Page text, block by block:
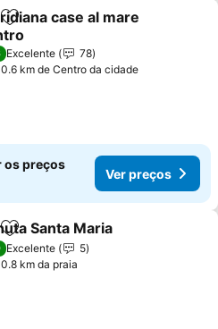
Adicionar aos favoritos
case al mare
preços
Excelente
78
km de Centro da cidade
os preços
Ver preços
Adicionar aos favoritos
Santa Maria
Excelente
5
km da praia